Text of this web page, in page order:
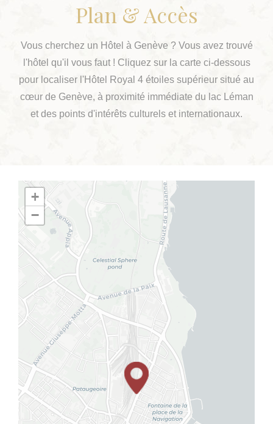
Plan & Accès
Vous cherchez un Hôtel à Genève ? Vous avez trouvé
l'hôtel qu'il vous faut ! Cliquez sur la carte ci-dessous
pour localiser l'Hôtel Royal 4 étoiles supérieur situé au
cœur de Genève, à proximité immédiate du lac Léman
et des points d'intérêts culturels et internationaux.
+
−